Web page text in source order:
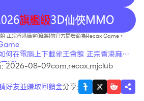
正宗香港麻雀(麻將)的官方開發商為Recax Game。
何在電腦上下載雀王會館 正宗香港麻雀
將)
: 2026-08-09com.recax.mjclub
好友並賺取回饋金分享: